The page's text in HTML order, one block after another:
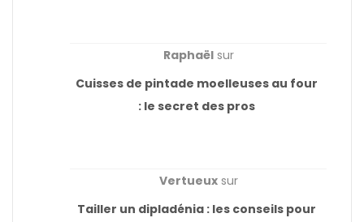
Raphaëlsur
Cuisses de pintade moelleuses au four
: le secret des pros
Vertueuxsur
Tailler un dipladénia : les conseils pour